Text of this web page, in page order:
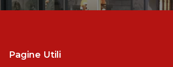
Pagine Utili